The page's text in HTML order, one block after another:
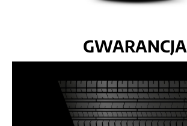
GWARANCJA